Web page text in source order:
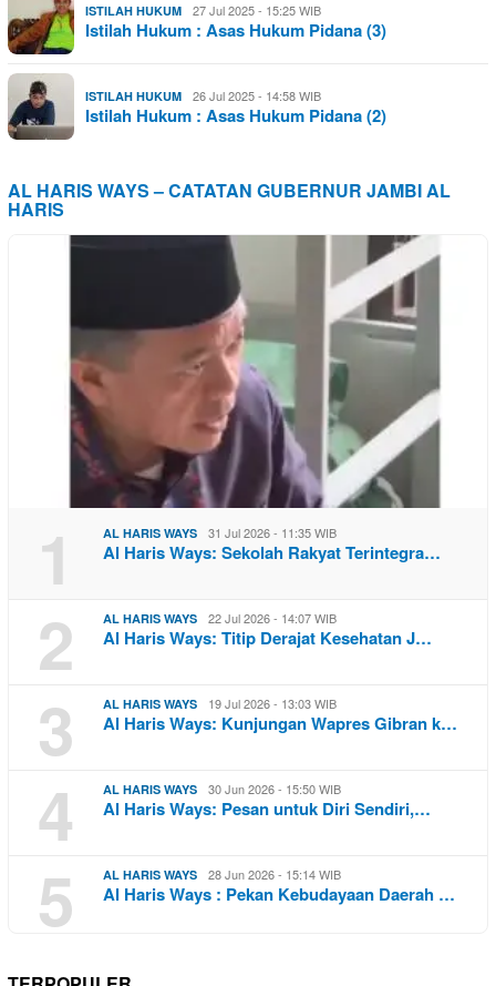
ISTILAH HUKUM 27 Jul 2025 - 15:25 WIB
Istilah Hukum : Asas Hukum Pidana (3)
ISTILAH HUKUM 26 Jul 2025 - 14:58 WIB
Istilah Hukum : Asas Hukum Pidana (2)
AL HARIS WAYS – CATATAN GUBERNUR JAMBI AL
HARIS
1 AL HARIS WAYS 31 Jul 2026 - 11:35 WIB
Al Haris Ways: Sekolah Rakyat Terintegra…
2 AL HARIS WAYS 22 Jul 2026 - 14:07 WIB
Al Haris Ways: Titip Derajat Kesehatan J…
3 AL HARIS WAYS 19 Jul 2026 - 13:03 WIB
Al Haris Ways: Kunjungan Wapres Gibran k…
4 AL HARIS WAYS 30 Jun 2026 - 15:50 WIB
Al Haris Ways: Pesan untuk Diri Sendiri,…
5 AL HARIS WAYS 28 Jun 2026 - 15:14 WIB
Al Haris Ways : Pekan Kebudayaan Daerah …